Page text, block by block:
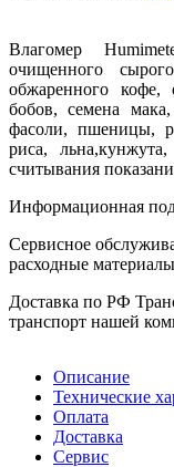
Влагомер
очищенного
обжаренного кофе,
бобов, семена
фасоли, пшеницы,
риса,
считывания
Информационная
Сервисное
расходные материалы
Доставка по РФ
транспорт нашей
Описание
Технические
Оплата
Доставка
Сервис